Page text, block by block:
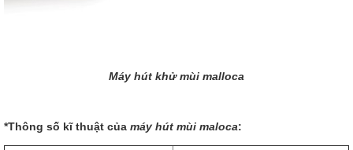
Máy hút khử mùi malloca
*Thông số kĩ thuật của máy hút mùi maloca: